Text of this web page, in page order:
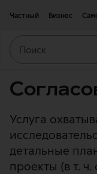
Частный
Бизнес
Услуга
детальные
проекты (в т.